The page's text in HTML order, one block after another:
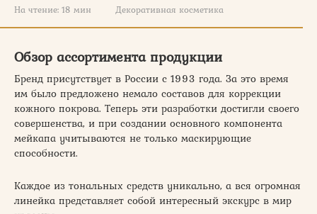
На чтение: 18 мин Декоративная косметика
Обзор ассортимента продукции
Бренд присутствует в России с 1993 года. За это время
им было предложено немало составов для коррекции
кожного покрова. Теперь эти разработки достигли своего
совершенства, и при создании основного компонента
мейкапа учитываются не только маскирующие
способности.
Каждое из тональных средств уникально, а вся огромная
линейка представляет собой интересный экскурс в мир